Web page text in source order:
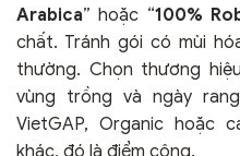
Arabica” hoặc “100%
chất. Tránh gói có mùi
thường. Chọn thương
vùng trồng và ngày
VietGAP, Organic hoặc
khác, đó là điểm cộng.